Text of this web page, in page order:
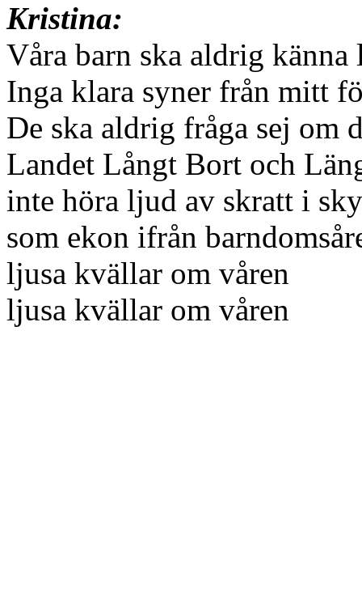
Kristina:
Våra barn ska aldrig känna
Inga klara syner från mitt
De ska aldrig fråga sej om
Landet Långt Bort och
inte höra ljud av skratt i
som ekon ifrån
ljusa kvällar om våren
ljusa kvällar om våren